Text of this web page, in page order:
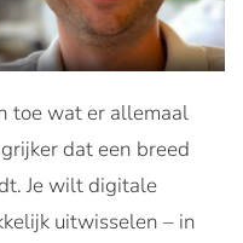
toe wat er allemaal
dat een breed
Je wilt digitale
uitwisselen – in